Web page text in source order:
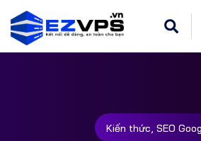
Kiến thức, SEO